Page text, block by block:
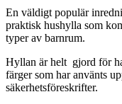
En väldigt populär
praktisk hushylla som
typer av barnrum.
Hyllan är helt gjord för
färger som har använts
säkerhetsföreskrifter.